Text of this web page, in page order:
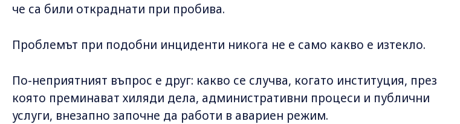
че са били откраднати при пробива.
Проблемът при подобни инциденти никога не е само какво е изтекло.
По-неприятният въпрос е друг: какво се случва, когато институция, през
която преминават хиляди дела, административни процеси и публични
услуги, внезапно започне да работи в авариен режим.